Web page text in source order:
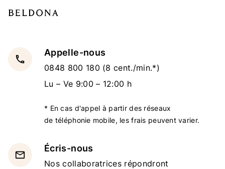
local_phone
Appelle-nous
0848 800 180 (8 cent./min.*)
Lu – Ve 9:00 – 12:00 h
* En cas d'appel à partir des réseaux
de téléphonie mobile, les frais peuvent varier.
email
Écris-nous
Nos collaboratrices répondront